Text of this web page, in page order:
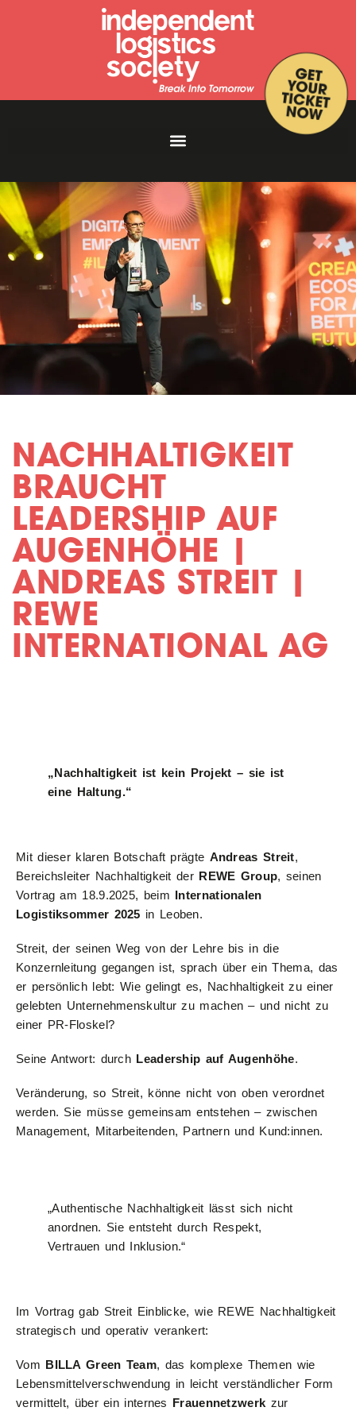
NACHHALTIGKEIT
BRAUCHT
LEADERSHIP AUF
AUGENHÖHE |
ANDREAS STREIT |
REWE
INTERNATIONAL AG
„Nachhaltigkeit ist kein Projekt – sie ist
eine Haltung.“
Mit dieser klaren Botschaft prägte Andreas Streit,
Bereichsleiter Nachhaltigkeit der REWE Group, seinen
Vortrag am 18.9.2025, beim
Internationalen
Logistiksommer 2025 in Leoben.
Streit, der seinen Weg von der Lehre bis in die
Konzernleitung gegangen ist, sprach über ein Thema, das
er persönlich lebt: Wie gelingt es, Nachhaltigkeit zu einer
gelebten Unternehmenskultur zu machen – und nicht zu
einer PR-Floskel?
Seine Antwort: durch Leadership auf Augenhöhe.
Veränderung, so Streit, könne nicht von oben verordnet
werden. Sie müsse gemeinsam entstehen – zwischen
Management, Mitarbeitenden, Partnern und Kund:innen.
„Authentische Nachhaltigkeit lässt sich nicht
anordnen. Sie entsteht durch Respekt,
Vertrauen und Inklusion.“
Im Vortrag gab Streit Einblicke, wie REWE Nachhaltigkeit
strategisch und operativ verankert:
Vom BILLA Green Team, das komplexe Themen wie
Lebensmittelverschwendung in leicht verständlicher Form
vermittelt, über ein internes
Frauennetzwerkzur